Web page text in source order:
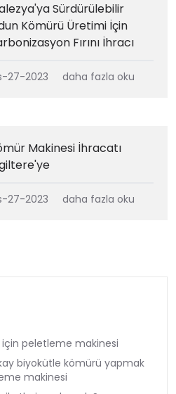
Sürdürülebilir
Kömürü Üretimi İçin
Fırını İhracı
27-2023 daha fazla oku
Makinesi İhracatı
27-2023 daha fazla oku
peletleme makinesi
biyokütle kömürü yapmak
makinesi